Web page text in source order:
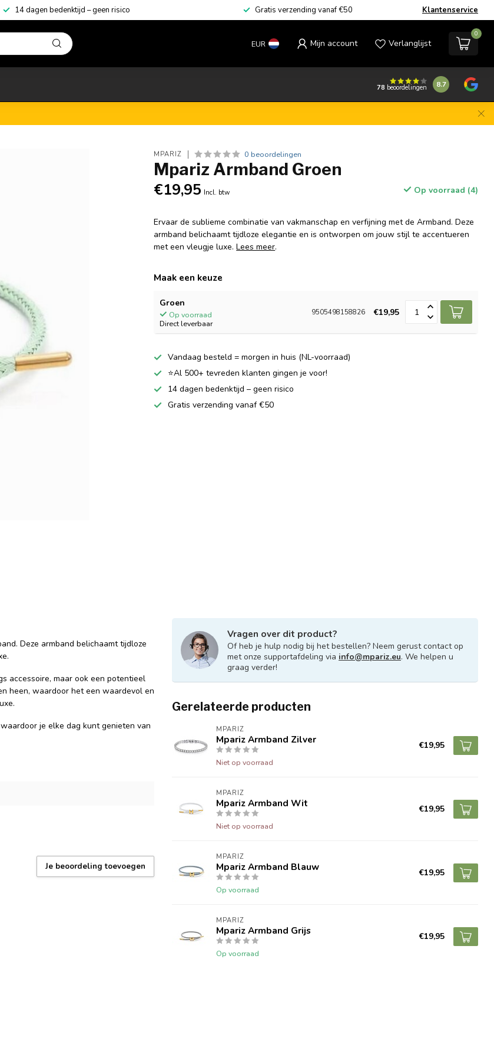
14 dagen bedenktijd – geen risico Gratis verzending vanaf €50 Klantenservice
EUR Mijn account Verlanglijst
0
78 beoordelingen 8.7
MPARIZ 0 beoordelingen
Mpariz Armband Groen
€19,95 Incl. btw Op voorraad (4)
Ervaar de sublieme combinatie van vakmanschap en verfijning met de Armband. Deze
armband belichaamt tijdloze elegantie en is ontworpen om jouw stijl te accentueren
met een vleugje luxe.Lees meer.
Maak een keuze
Groen
Op voorraad
Direct leverbaar
9505498158826 €19,95
Vandaag besteld = morgen in huis (NL-voorraad)
⭐Al 500+ tevreden klanten gingen je voor!
14 dagen bedenktijd – geen risico
Gratis verzending vanaf €50
Deze armband belichaamt tijdloze
accessoire, maar ook een potentieel
heen, waardoor het een waardevol en
je elke dag kunt genieten van
Je beoordeling toevoegen
Vragen over dit product?
Of heb je hulp nodig bij het bestellen? Neem gerust contact op
met onze supportafdeling via info@mpariz.eu. We helpen u
graag verder!
Gerelateerde producten
MPARIZ
Mpariz Armband Zilver
Niet op voorraad
€19,95
MPARIZ
Mpariz Armband Wit
Niet op voorraad
€19,95
MPARIZ
Mpariz Armband Blauw
Op voorraad
€19,95
MPARIZ
Mpariz Armband Grijs
Op voorraad
€19,95